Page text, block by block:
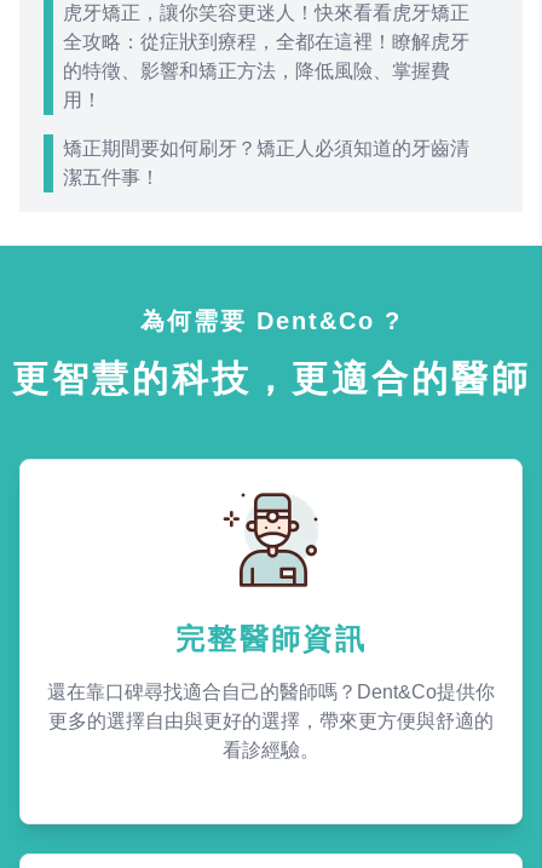
虎牙矯正，讓你笑容更迷人！快來看看虎牙矯正
全攻略：從症狀到療程，全都在這裡！瞭解虎牙
的特徵、影響和矯正方法，降低風險、掌握費
用！
矯正期間要如何刷牙？矯正人必須知道的牙齒清
潔五件事！
為何需要 Dent&Co ?
更智慧的科技，更適合的醫師
完整醫師資訊
還在靠口碑尋找適合自己的醫師嗎？Dent&Co提供你
更多的選擇自由與更好的選擇，帶來更方便與舒適的
看診經驗。